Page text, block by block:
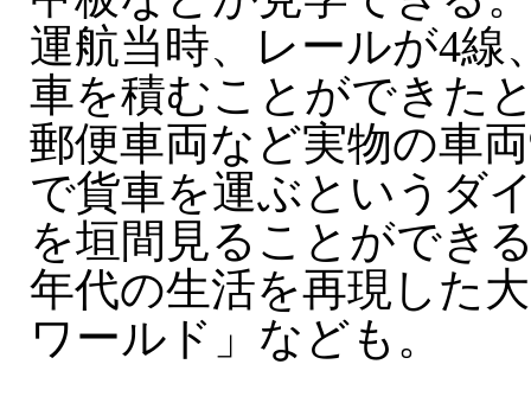
運航当時、レールが4線
車を積むことができた
郵便車両など実物の車
で貨車を運ぶというダ
を垣間見ることができ
年代の生活を再現した
ワールド」なども。